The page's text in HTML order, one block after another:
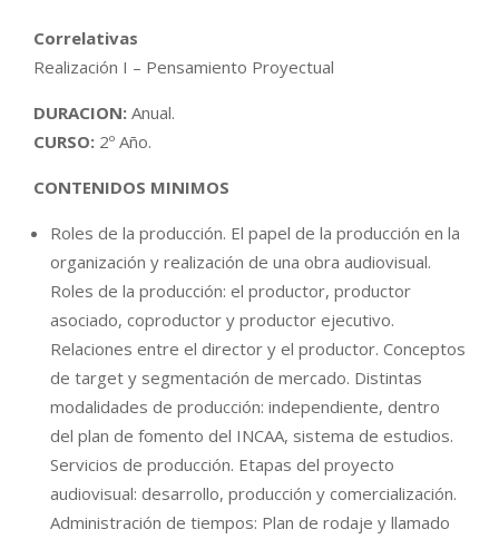
Correlativas
Realización I – Pensamiento Proyectual
DURACION: Anual.
CURSO: 2º Año.
CONTENIDOS MINIMOS
Roles de la producción. El papel de la producción en la
organización y realización de una obra audiovisual.
Roles de la producción: el productor, productor
asociado, coproductor y productor ejecutivo.
Relaciones entre el director y el productor. Conceptos
de target y segmentación de mercado. Distintas
modalidades de producción: independiente, dentro
del plan de fomento del INCAA, sistema de estudios.
Servicios de producción. Etapas del proyecto
audiovisual: desarrollo, producción y comercialización.
Administración de tiempos: Plan de rodaje y llamado